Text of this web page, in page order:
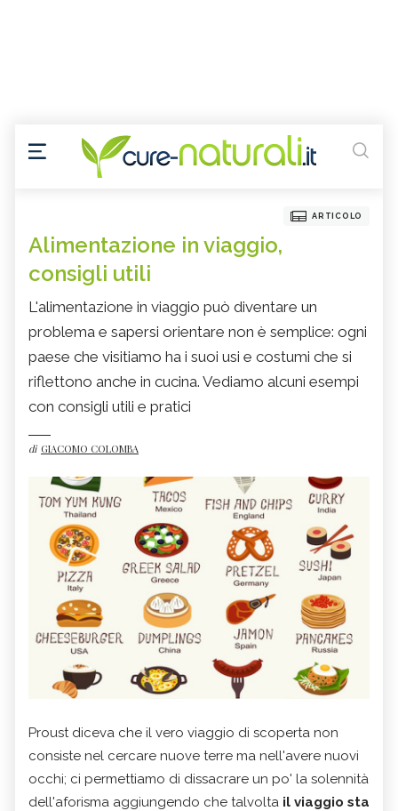
ARTICOLO
Alimentazione in viaggio,
consigli utili
L'alimentazione in viaggio può diventare un
problema e sapersi orientare non è semplice: ogni
paese che visitiamo ha i suoi usi e costumi che si
riflettono anche in cucina. Vediamo alcuni esempi
con consigli utili e pratici
di GIACOMO COLOMBA
Proust diceva che il vero viaggio di scoperta non
consiste nel cercare nuove terre ma nell'avere nuovi
occhi; ci permettiamo di dissacrare un po' la solennità
dell'aforisma aggiungendo che talvolta il viaggio sta